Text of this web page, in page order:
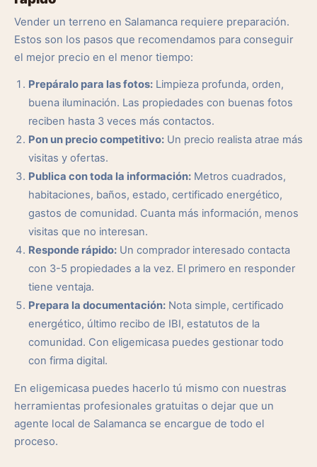
Vender un terreno en Salamanca requiere preparación.
Estos son los pasos que recomendamos para conseguir
el mejor precio en el menor tiempo:
Prepáralo para las fotos: Limpieza profunda, orden,
buena iluminación. Las propiedades con buenas fotos
reciben hasta 3 veces más contactos.
Pon un precio competitivo: Un precio realista atrae más
visitas y ofertas.
Publica con toda la información: Metros cuadrados,
habitaciones, baños, estado, certificado energético,
gastos de comunidad. Cuanta más información, menos
visitas que no interesan.
Responde rápido: Un comprador interesado contacta
con 3-5 propiedades a la vez. El primero en responder
tiene ventaja.
Prepara la documentación: Nota simple, certificado
energético, último recibo de IBI, estatutos de la
comunidad. Con eligemicasa puedes gestionar todo
con firma digital.
En eligemicasa puedes hacerlo tú mismo con nuestras
herramientas profesionales gratuitas o dejar que un
agente local de Salamanca se encargue de todo el
proceso.